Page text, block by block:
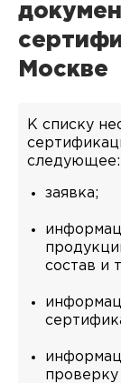
Москве
К списку
следующее:
заявка;
состав и
проверку